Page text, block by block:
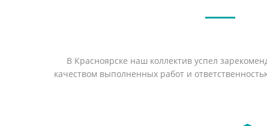
В Красноярске наш коллектив успел
качеством выполненных работ и